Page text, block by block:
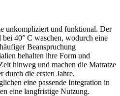
unkompliziert und funktional. Der
bei 40° C waschen, wodurch eine
Beanspruchung
behalten ihre Form und
hinweg und machen die Matratze
durch die ersten Jahre.
eine passende Integration in
eine langfristige Nutzung.